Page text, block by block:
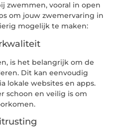
zwemmen, vooral in open
om jouw zwemervaring in
mogelijk te maken:
is het belangrijk om de
Dit kan eenvoudig
lokale websites en apps.
schoon en veilig is om